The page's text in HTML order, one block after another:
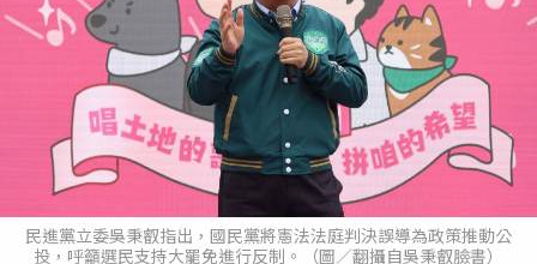
民進黨立委吳秉叡指出，國民黨將憲法法庭判決誤導為政策推動公
投，呼籲選民支持大罷免進行反制。（圖／翻攝自吳秉叡臉書）